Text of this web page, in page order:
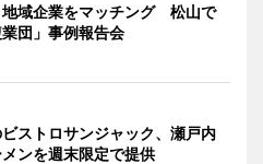
地域企業をマッチング 松山で
業団」事例報告会
ストロサンジャック、瀬戸内
ンを週末限定で提供